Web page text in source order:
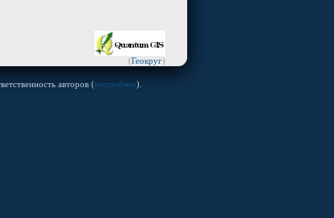
(Геокруг)
авторов (подробнее).